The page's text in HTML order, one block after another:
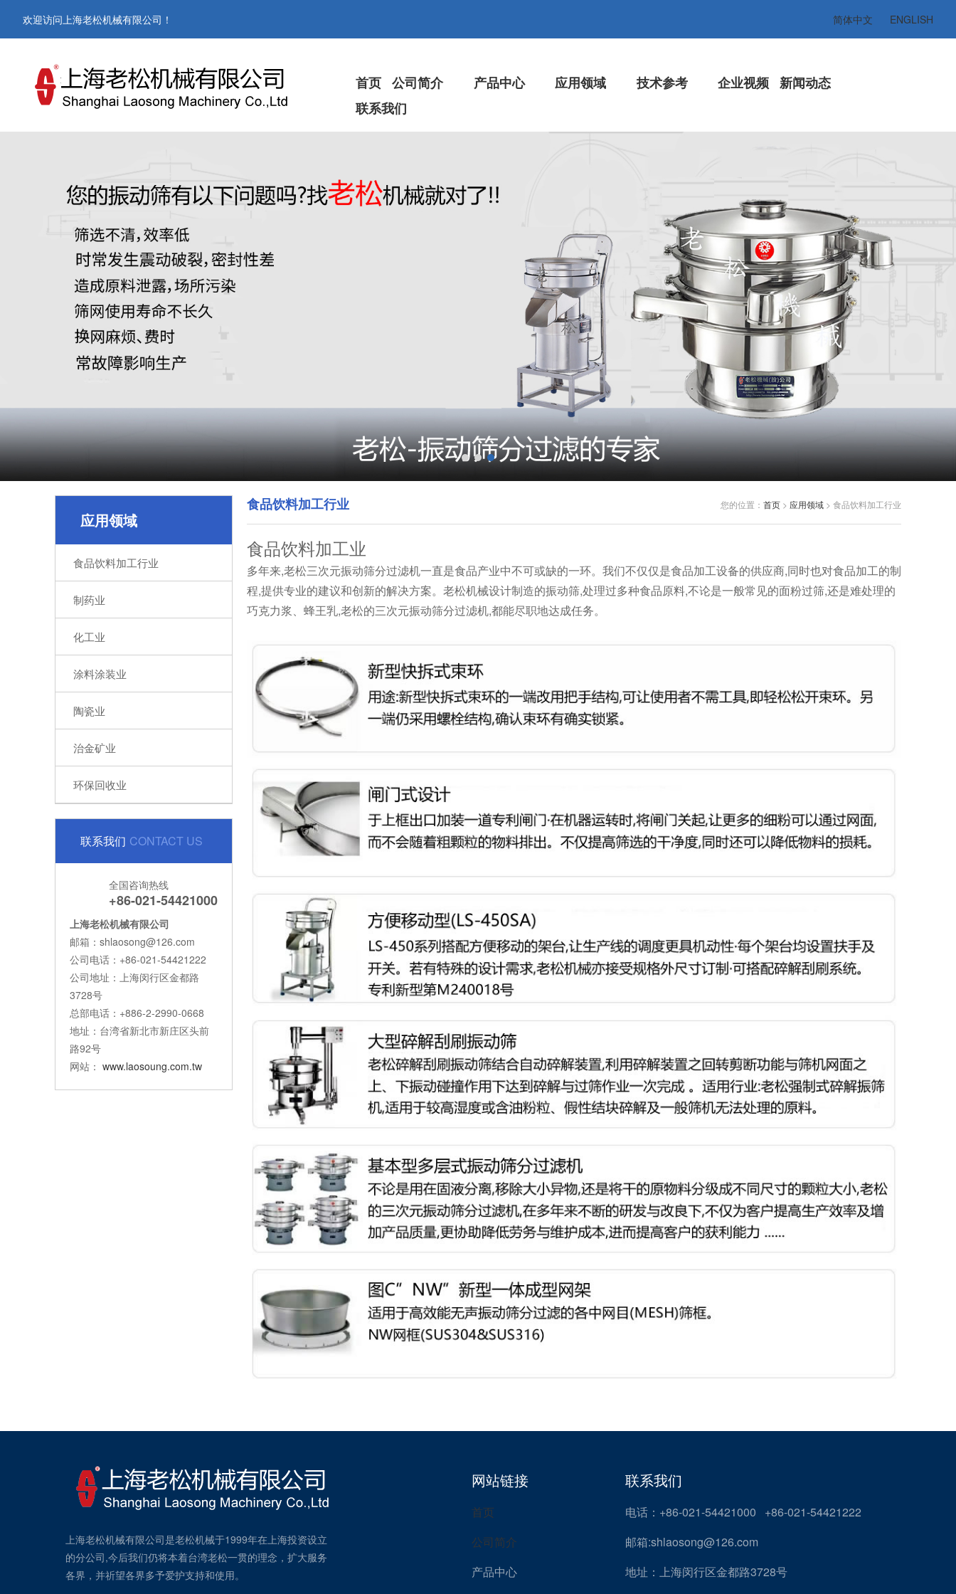
欢迎访问上海老松机械有限公司！ 简体中文 ENGLISH
首页 公司简介 产品中心 应用领域 技术参考 企业视频 新闻动态
联系我们
应用领域
食品饮料加工行业
制药业
化工业
涂料涂装业
陶瓷业
治金矿业
环保回收业
联系我们 CONTACT US
全国咨询热线
+86-021-54421000
上海老松机械有限公司
邮箱：shlaosong@126.com
公司电话：+86-021-54421222
公司地址：上海闵行区金都路
3728号
总部电话：+886-2-2990-0668
地址：台湾省新北市新庄区头前
路92号
网站： www.laosoung.com.tw
您的位置： 首页 > 应用领域 > 食品饮料加工行业
食品饮料加工行业
食品饮料加工业
多年来,老松三次元振动筛分过滤机一直是食品产业中不可或缺的一环。我们不仅仅是食品加工设备的供应商,同时也对食品加工的制
程,提供专业的建议和创新的解决方案。老松机械设计制造的振动筛,处理过多种食品原料,不论是一般常见的面粉过筛,还是难处理的
巧克力浆、蜂王乳,老松的三次元振动筛分过滤机,都能尽职地达成任务。
上海老松机械有限公司是老松机械于1999年在上海投资设立
的分公司,今后我们仍将本着台湾老松一贯的理念，扩大服务
各界，并祈望各界多予爱护支持和使用。
网站链接
首页
公司简介
产品中心
联系我们
电话：+86-021-54421000 +86-021-54421222
邮箱:shlaosong@126.com
地址：上海闵行区金都路3728号